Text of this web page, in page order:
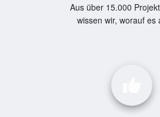
Aus über 15.000
wissen wir, worauf es